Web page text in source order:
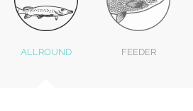
ALLROUND FEEDER